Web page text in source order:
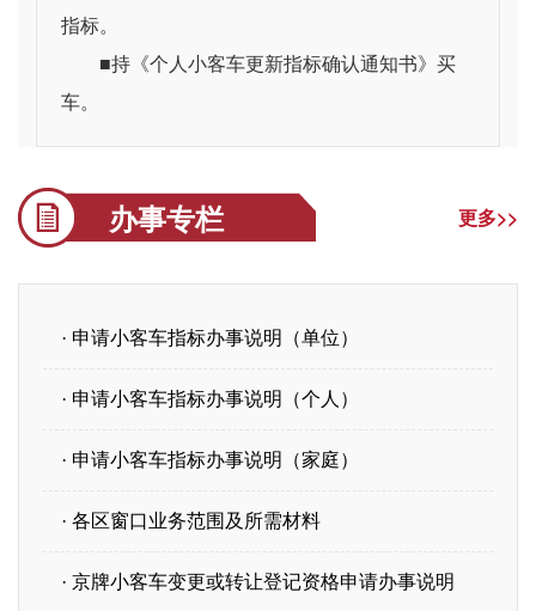
指标。
■持《个人小客车更新指标确认通知书》买
车。
办事专栏 更多>>
· 申请小客车指标办事说明（单位）
· 申请小客车指标办事说明（个人）
· 申请小客车指标办事说明（家庭）
· 各区窗口业务范围及所需材料
· 京牌小客车变更或转让登记资格申请办事说明